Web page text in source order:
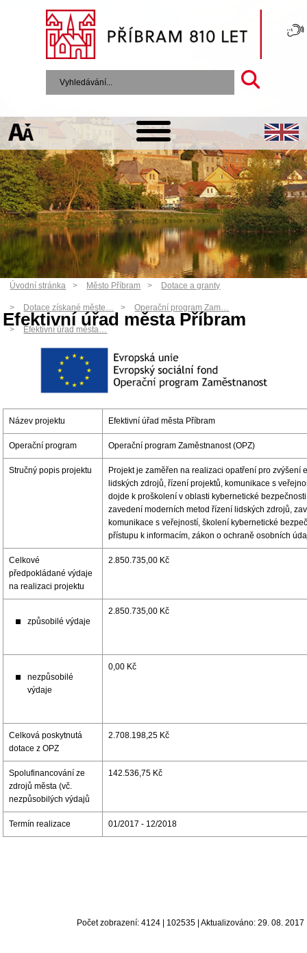
Úvodní stránka Město Příbram Dotace a granty
Dotace získané měste… Operační program Zam…
Efektivní úřad města…
Efektivní úřad města Příbram
Název projektu Efektivní úřad města Příbram
Operační program Operační program Zaměstnanost (OPZ)
Stručný popis projektu
Projekt je zaměřen na realizaci opatření pro zvýšení
lidských zdrojů, řízení projektů, komunikace s
dojde k proškolení v oblasti kybernetické
zavedení moderních metod řízení lidských zdrojů,
komunikace s veřejností, školení kybernetické
přístupu k informacím, zákon o ochraně osobních
Celkové
předpokládané výdaje
na realizaci projektu
2.850.735,00 Kč
způsobilé výdaje
2.850.735,00 Kč
nezpůsobilé
výdaje
0,00 Kč
Celková poskytnutá
dotace z OPZ
2.708.198,25 Kč
Spolufinancování ze
zdrojů města (vč.
nezpůsobilých výdajů
142.536,75 Kč
Termín realizace 01/2017 - 12/2018
Počet zobrazení: 4124 | 102535 | Aktualizováno: 29. 08. 2017